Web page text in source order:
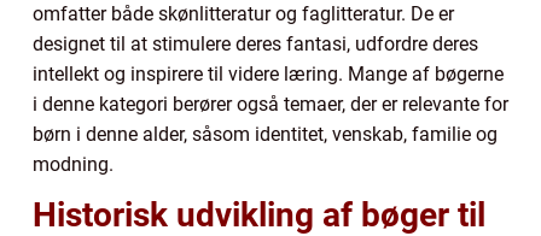
omfatter både skønlitteratur og faglitteratur. De er
designet til at stimulere deres fantasi, udfordre deres
intellekt og inspirere til videre læring. Mange af bøgerne
i denne kategori berører også temaer, der er relevante for
børn i denne alder, såsom identitet, venskab, familie og
modning.
Historisk udvikling af bøger til